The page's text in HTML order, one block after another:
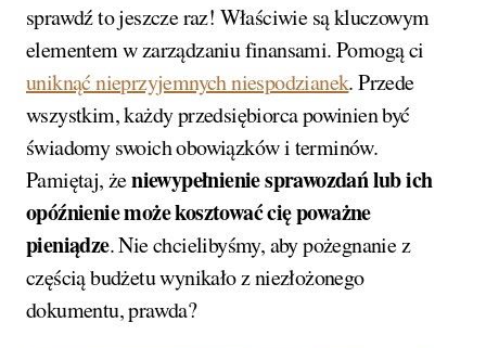
sprawdź to jeszcze raz! Właściwie są kluczowym
elementem w zarządzaniu finansami. Pomogą ci
uniknąć nieprzyjemnych niespodzianek. Przede
wszystkim, każdy przedsiębiorca powinien być
świadomy swoich obowiązków i terminów.
Pamiętaj, żeniewypełnienie sprawozdań lub ich
opóźnienie może kosztować cię poważne
pieniądze. Nie chcielibyśmy, aby pożegnanie z
częścią budżetu wynikało z niezłożonego
dokumentu, prawda?